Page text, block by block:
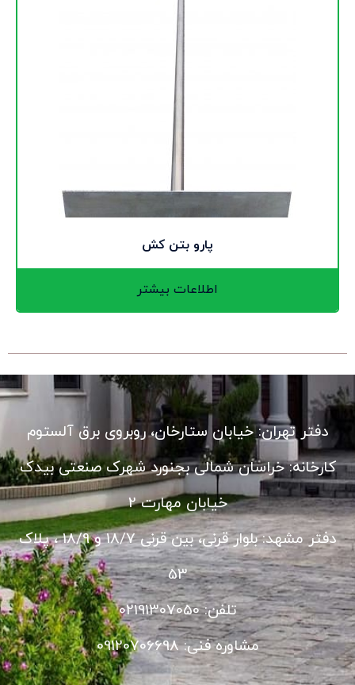
پارو بتن کش
اطلاعات بیشتر
دفتر تهران: خیابان ستارخان، روبروی برق آلستوم
کارخانه: خراسان شمالی بجنورد شهرک صنعتی بیدک
خیابان مهارت 2
دفتر مشهد: بلوار قرنی، بین قرنی 18/7 و 18/9 ، پلاک
53
تلفن: 02191307050
مشاوره فنی: 09120706698